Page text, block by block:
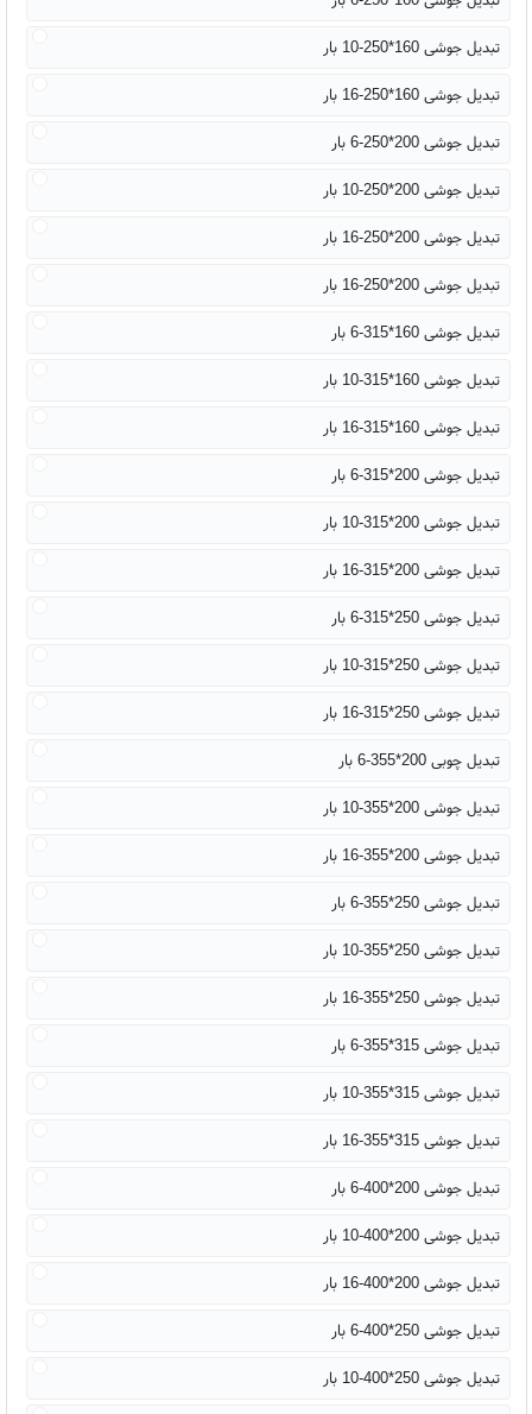
تبدیل جوشی 160*250-10 بار
تبدیل جوشی 160*250-16 بار
تبدیل جوشی 200*250-6 بار
تبدیل جوشی 200*250-10 بار
تبدیل جوشی 200*250-16 بار
تبدیل جوشی 200*250-16 بار
تبدیل جوشی 160*315-6 بار
تبدیل جوشی 160*315-10 بار
تبدیل جوشی 160*315-16 بار
تبدیل جوشی 200*315-6 بار
تبدیل جوشی 200*315-10 بار
تبدیل جوشی 200*315-16 بار
تبدیل جوشی 250*315-6 بار
تبدیل جوشی 250*315-10 بار
تبدیل جوشی 250*315-16 بار
تبدیل چوبی 200*355-6 بار
تبدیل جوشی 200*355-10 بار
تبدیل جوشی 200*355-16 بار
تبدیل جوشی 250*355-6 بار
تبدیل جوشی 250*355-10 بار
تبدیل جوشی 250*355-16 بار
تبدیل جوشی 315*355-6 بار
تبدیل جوشی 315*355-10 بار
تبدیل جوشی 315*355-16 بار
تبدیل جوشی 200*400-6 بار
تبدیل جوشی 200*400-10 بار
تبدیل جوشی 200*400-16 بار
تبدیل جوشی 250*400-6 بار
تبدیل جوشی 250*400-10 بار